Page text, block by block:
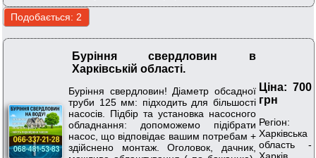
Буріння свердловин в
Харківській області.
Буріння свердловин! Діаметр обсадної
труби 125 мм: підходить для більшості
насосів. Підбір та установка насосного
обладнання: допоможемо підібрати
насос, що відповідає вашим потребам +
здійснено монтаж. Оголовок, дачник,
Ціна: 700
грн
Регіон:
Харківська
область -
Харків